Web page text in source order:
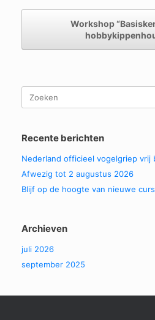
Workshop
naar:
Recente berichten
Nederland officieel vogelgriep vrij
Afwezig tot 2 augustus 2026
Blijf op de hoogte van nieuwe
Archieven
juli 2026
september 2025